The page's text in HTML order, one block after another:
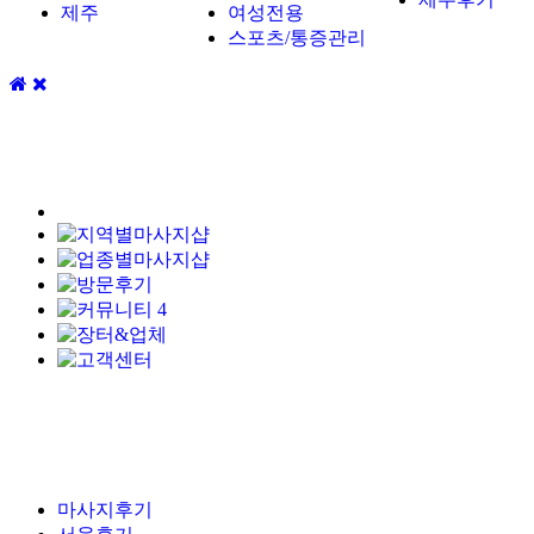
제주
여성전용
스포츠/통증관리
4
마사지후기